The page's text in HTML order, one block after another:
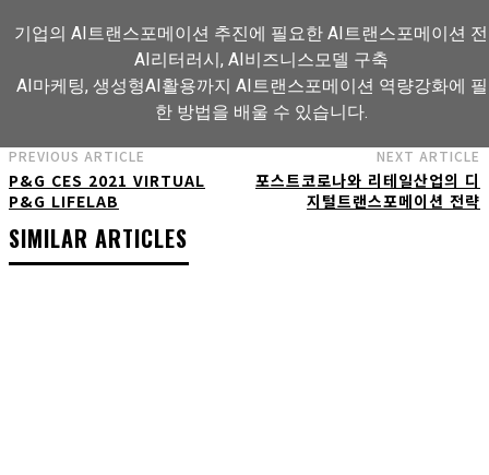
기업의 AI트랜스포메이션 추진에 필요한 AI트랜스포메이션
AI리터러시, AI비즈니스모델 구축
AI마케팅, 생성형AI활용까지 AI트랜스포메이션 역량강화에
한 방법을 배울 수 있습니다.
AI트랜스포메이션 아카데미 교육과정 보기
PREVIOUS ARTICLE
P&G CES 2021 VIRTUAL
P&G LIFELAB
NEXT ARTICLE
포스트코로나와 리테일산업의 디
지털트랜스포메이션 전략
SIMILAR ARTICLES